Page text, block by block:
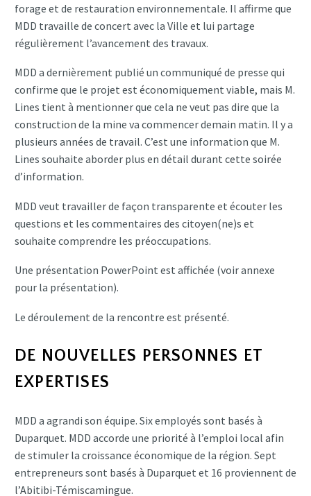
forage et de restauration environnementale. Il affirme que
MDD travaille de concert avec la Ville et lui partage
régulièrement l’avancement des travaux.
MDD a dernièrement publié un communiqué de presse qui
confirme que le projet est économiquement viable, mais M.
Lines tient à mentionner que cela ne veut pas dire que la
construction de la mine va commencer demain matin. Il y a
plusieurs années de travail. C’est une information que M.
Lines souhaite aborder plus en détail durant cette soirée
d’information.
MDD veut travailler de façon transparente et écouter les
questions et les commentaires des citoyen(ne)s et
souhaite comprendre les préoccupations.
Une présentation PowerPoint est affichée (voir annexe
pour la présentation).
Le déroulement de la rencontre est présenté.
DE NOUVELLES PERSONNES ET
EXPERTISES
MDD a agrandi son équipe. Six employés sont basés à
Duparquet. MDD accorde une priorité à l’emploi local afin
de stimuler la croissance économique de la région. Sept
entrepreneurs sont basés à Duparquet et 16 proviennent de
l’Abitibi-Témiscamingue.